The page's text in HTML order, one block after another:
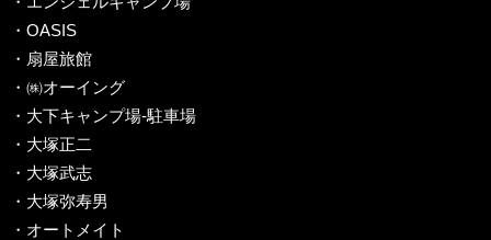
・OASIS
・扇屋旅館
・㈱オーイング
・大下キャンプ場-駐車場
・大塚正二
・大塚武志
・大塚弥寿男
・オートメイト